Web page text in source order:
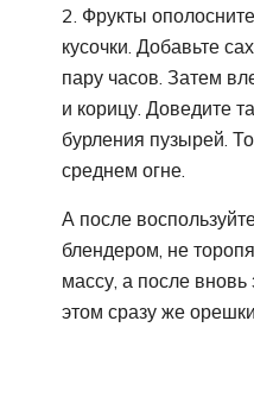
2. Фрукты
кусочки. Добавьте
пару часов. Затем
и корицу. Доведите
бурления пузырей.
среднем огне.
А после
блендером, не
массу, а после вновь
этом сразу же